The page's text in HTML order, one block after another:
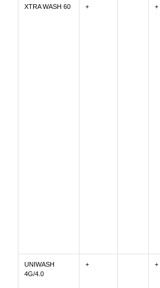
XTRA WASH 60 + +
UNIWASH
4G/4.0
+ +